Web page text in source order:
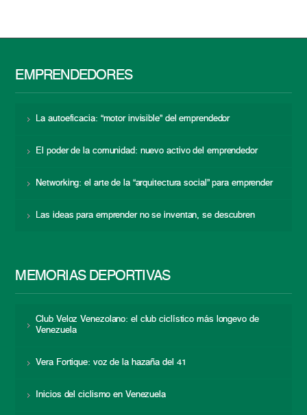
EMPRENDEDORES
La autoeficacia: “motor invisible” del emprendedor
El poder de la comunidad: nuevo activo del emprendedor
Networking: el arte de la “arquitectura social” para emprender
Las ideas para emprender no se inventan, se descubren
MEMORIAS DEPORTIVAS
Club Veloz Venezolano: el club ciclístico más longevo de
Venezuela
Vera Fortique: voz de la hazaña del 41
Inicios del ciclismo en Venezuela